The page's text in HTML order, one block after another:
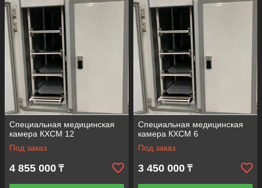
Большой ассортимент холодильных шкафов под
ваши нужды. Мы поможем вам подобрать
подходящую модель.
Переходите в каталог, чтобы сделать выбор и
оформить заказ, или свяжитесь менеджером для
получения консультации. Покупайте качество по
разумной стоимости.
Купить шкаф
Специальная медицинская
камера КХСМ 12
Под заказ
4 855 000 ₸
Специальная медицинская
камера КХСМ 6
Под заказ
3 450 000 ₸